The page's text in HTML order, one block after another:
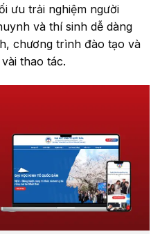
ưu trải nghiệm người
và thí sinh dễ dàng
chương trình đào tạo và
thao tác.